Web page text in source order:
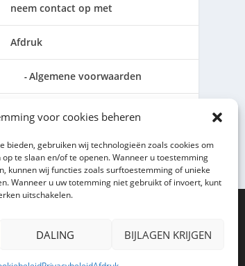
voor cookies beheren
bieden, gebruiken wij technologieën zoals cookies om
te slaan en/of te openen. Wanneer u toestemming
kunnen wij functies zoals surftoestemming of unieke
Wanneer u uw totemming niet gebruikt of invoert, kunt
uitschakelen.
DALING BIJLAGEN KRIJGEN
neem contact op met
Afdruk
Algemene voorwaarden
Privacybeleid
Cookierichtlijn (EU)